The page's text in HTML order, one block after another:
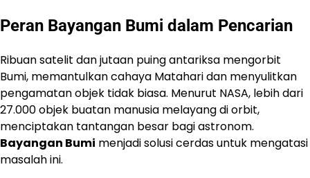
Peran Bayangan Bumi dalam Pencarian
Ribuan satelit dan jutaan puing antariksa mengorbit
Bumi, memantulkan cahaya Matahari dan menyulitkan
pengamatan objek tidak biasa. Menurut NASA, lebih dari
27.000 objek buatan manusia melayang di orbit,
menciptakan tantangan besar bagi astronom.
Bayangan Bumi menjadi solusi cerdas untuk mengatasi
masalah ini.